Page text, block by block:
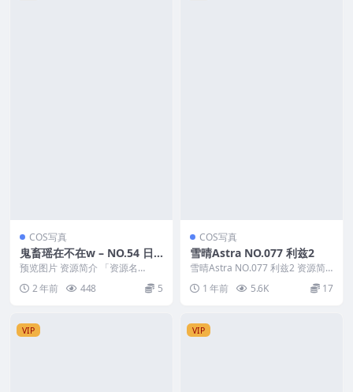
COS写真
鬼畜瑶在不在w – NO.54 日
常瑶
预览图片 资源简介 「资源名
称」：鬼畜瑶在不在w – NO.54 日
常瑶[31P...
2 年前 448 5
COS写真
雪晴Astra NO.077 利兹2
雪晴Astra NO.077 利兹2 资源简
介 「资源名称」：雪晴Astra N...
1 年前 5.6K 17
VIP VIP